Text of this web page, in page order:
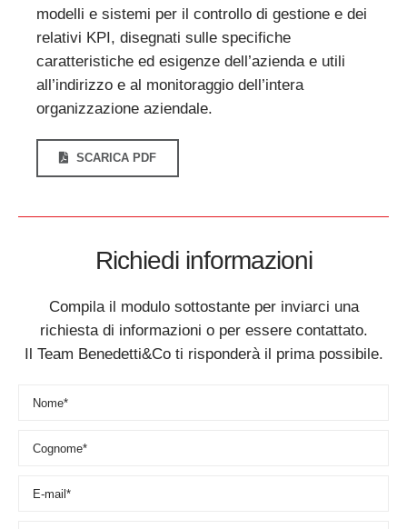
modelli e sistemi per il controllo di gestione e dei
relativi KPI, disegnati sulle specifiche
caratteristiche ed esigenze dell’azienda e utili
all’indirizzo e al monitoraggio dell’intera
organizzazione aziendale.
SCARICA PDF
Richiedi informazioni
Compila il modulo sottostante per inviarci una
richiesta di informazioni o per essere contattato.
Il Team Benedetti&Co ti risponderà il prima possibile.